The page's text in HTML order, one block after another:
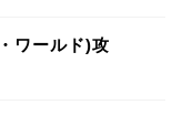
ワールド)攻